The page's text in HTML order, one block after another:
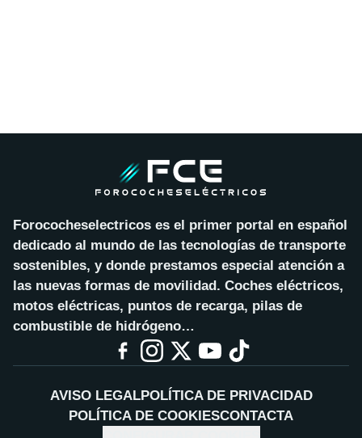
Forococheselectricos es el primer portal en español
dedicado al mundo de las tecnologías de transporte
sostenibles, y donde prestamos especial atención a
las nuevas formas de movilidad. Coches eléctricos,
motos eléctricas, puntos de recarga, pilas de
combustible de hidrógeno…
AVISO LEGALPOLÍTICA DE PRIVACIDAD
POLÍTICA DE COOKIESCONTACTA